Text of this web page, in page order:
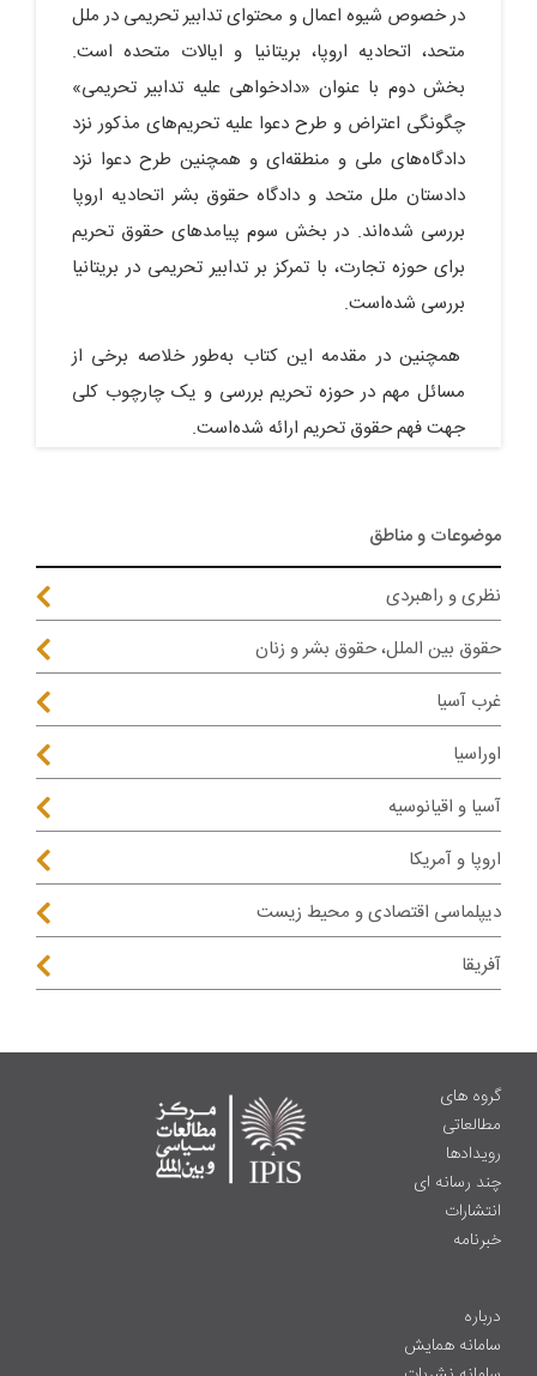
در خصوص شیوه اعمال و محتوای تدابیر تحریمی در ملل
متحد، اتحادیه اروپا، بریتانیا و ایالات ‌متحده است.
بخش دوم با عنوان «دادخواهی علیه تدابیر تحریمی»
چگونگی اعتراض و طرح دعوا علیه تحریم‌های مذکور نزد
دادگاه‌های ملی و منطقه‌ای و همچنین طرح دعوا نزد
دادستان ملل متحد و دادگاه حقوق‌ بشر اتحادیه اروپا
بررسی ‌شده‌اند. در بخش سوم پیامدهای حقوق تحریم
برای حوزه تجارت، با تمرکز بر تدابیر تحریمی در بریتانیا
بررسی شده‌است.
همچنین در مقدمه این کتاب به‌طور خلاصه برخی از
مسائل مهم در حوزه تحریم بررسی و یک چارچوب کلی
جهت فهم حقوق ‌تحریم ارائه شده‌است.
موضوعات و مناطق
نظری و راهبردی
حقوق بین الملل، حقوق بشر و زنان
غرب آسیا
اوراسیا
آسیا و اقیانوسیه
اروپا و آمریکا
دیپلماسی اقتصادی و محیط زیست
آفریقا
گروه های
مطالعاتی
رویدادها
چند رسانه ای
انتشارات
خبرنامه
درباره
سامانه همایش